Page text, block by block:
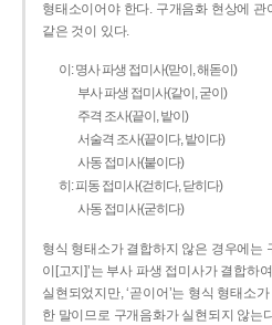
형태소이어야 한다. 구개음화 현상에
같은 것이 있다.
이: 명사 파생 접미사(맏이, 해돋이)
부사 파생 접미사(같이, 굳이)
주격 조사(끝이, 밭이)
서술격 조사(끝이다, 밭이다)
사동 접미사(붙이다)
히: 피동 접미사(걷히다, 닫히다)
사동 접미사(굳히다)
형식 형태소가 결합하지 않은 경우에는
이[고지]’는 부사 파생 접미사가 결합하
실현되었지만, ‘곧이어’는 형식 형태소
한 말이므로 구개음화가 실현되지 않는